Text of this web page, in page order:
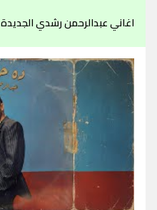
اغاني عبدالرحمن رشدي الجديدة